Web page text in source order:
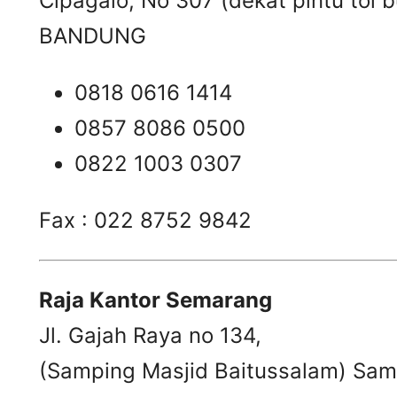
BANDUNG
0818 0616 1414
0857 8086 0500
0822 1003 0307
Fax : 022 8752 9842
Raja Kantor Semarang
Jl. Gajah Raya no 134,
(Samping Masjid Baitussalam)